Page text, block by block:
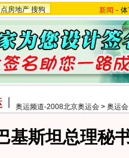
房地产 搜狗 新闻 -
奥运频道-2008北京奥运会 > 奥运
基斯坦总理秘